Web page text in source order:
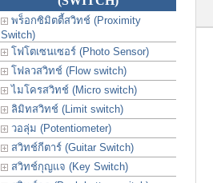
พร็อกซิมิตตี้สวิทช์ (Proximity
Switch)
โฟโตเซนเซอร์ (Photo Sensor)
โฟลวสวิทช์ (Flow switch)
ไมโครสวิทช์ (Micro switch)
ลิมิทสวิทช์ (Limit switch)
วอลุ่ม (Potentiometer)
สวิทช์กีตาร์ (Guitar Switch)
สวิทช์กุญแจ (Key Switch)